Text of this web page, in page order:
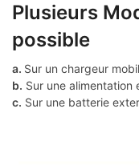
Plusieurs
possible
a. Sur un chargeur
b. Sur une alimentation
c. Sur une batterie